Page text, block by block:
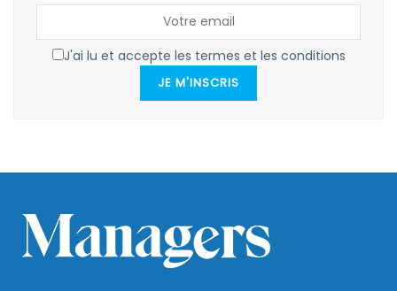
J'ai lu et accepte les termes et les conditions
JE M'INSCRIS